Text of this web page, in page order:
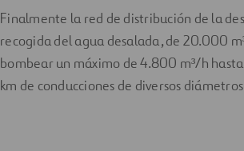
Finalmente la red de distribución de la
recogida del agua desalada, de 20.000
bombear un máximo de 4.800 m³/h
km de conducciones de diversos